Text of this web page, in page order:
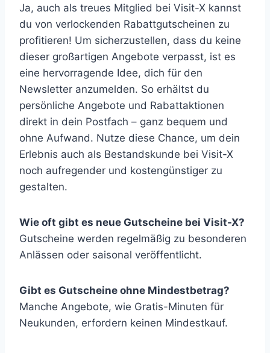
Ja, auch als treues Mitglied bei Visit-X kannst
du von verlockenden Rabattgutscheinen zu
profitieren! Um sicherzustellen, dass du keine
dieser großartigen Angebote verpasst, ist es
eine hervorragende Idee, dich für den
Newsletter anzumelden. So erhältst du
persönliche Angebote und Rabattaktionen
direkt in dein Postfach – ganz bequem und
ohne Aufwand. Nutze diese Chance, um dein
Erlebnis auch als Bestandskunde bei Visit-X
noch aufregender und kostengünstiger zu
gestalten.
Wie oft gibt es neue Gutscheine bei Visit-X?
Gutscheine werden regelmäßig zu besonderen
Anlässen oder saisonal veröffentlicht.
Gibt es Gutscheine ohne Mindestbetrag?
Manche Angebote, wie Gratis-Minuten für
Neukunden, erfordern keinen Mindestkauf.